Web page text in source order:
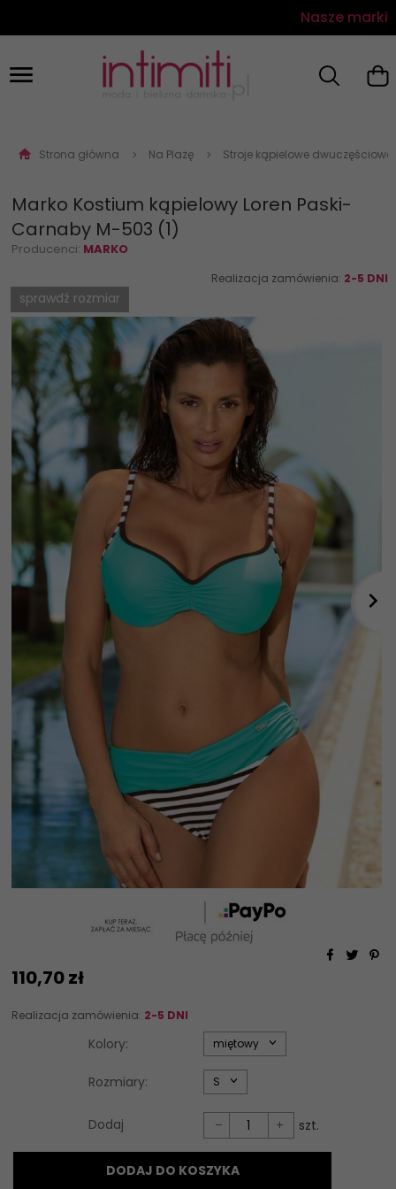
Nasze marki
Strona główna Na Plażę Stroje kąpielowe dwuczęściowe
Marko Kostium kąpielowy Loren Paski-
Carnaby M-503 (1)
Producenci: MARKO
Realizacja zamówienia: 2-5 DNI
sprawdź rozmiar
110,70zł
Realizacja zamówienia: 2-5 DNI
Kolory: options[34]
miętowy
Rozmiary: options[35]
S
Dodaj szt.
DODAJ DO KOSZYKA